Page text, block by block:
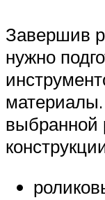
Завершив
нужно
выбранной